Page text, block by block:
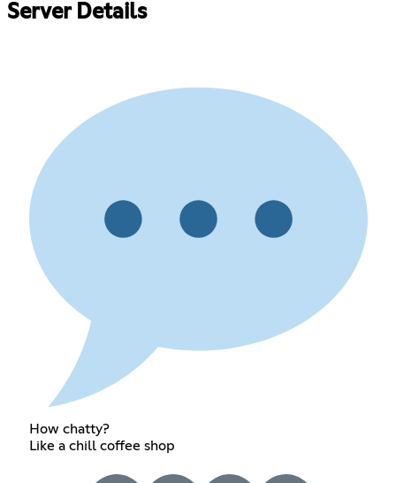
Server Details
How chatty?
Like a chill coffee shop